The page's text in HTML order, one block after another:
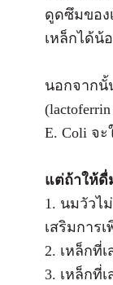
ดูดซึมของ
เหล็กได้น้
นอกจากนั้
E. Coli จ
แต่ถ้าให้ดื่
1. นมวัวไ
เสริมการ
2. เหล็กที่
3. เหล็กที่